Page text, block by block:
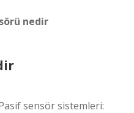
nedir
sensör sistemleri: